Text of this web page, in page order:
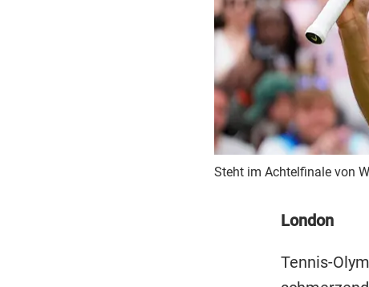
Steht im Achtelfinale von
London
Tennis-